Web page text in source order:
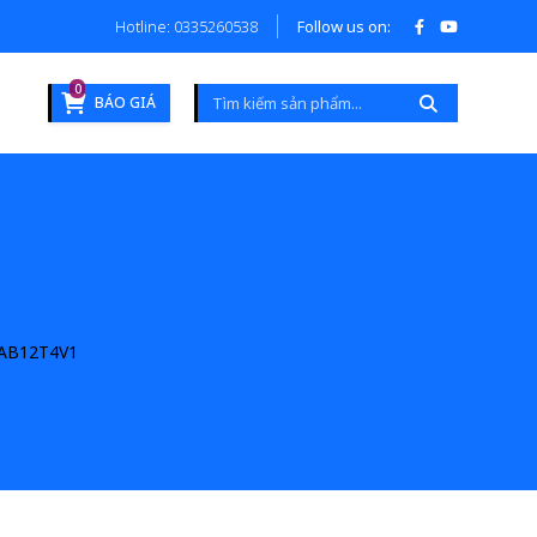
Hotline: 0335260538 Follow us on:
0
BÁO GIÁ